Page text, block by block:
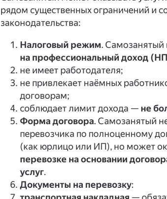
рядом существенных ограничений и
законодательства:
Налоговый режим. Самозанятый
на профессиональный доход
не имеет работодателя;
не привлекает наёмных
договорам;
соблюдает лимит дохода — не
Форма договора. Самозанятый
перевозчика по полноценному
(как юрлицо или ИП), но может
перевозке на основании
услуг.
Документы на перевозку: